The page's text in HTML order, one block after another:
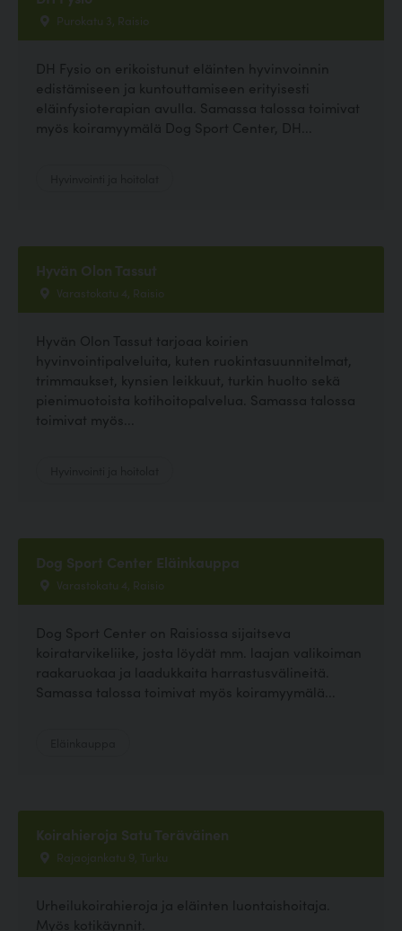
Purokatu 3, Raisio
DH Fysio on erikoistunut eläinten hyvinvoinnin
edistämiseen ja kuntouttamiseen erityisesti
eläinfysioterapian avulla. Samassa talossa toimivat
myös koiramyymälä Dog Sport Center, DH...
Hyvän Olon Tassut
Varastokatu 4, Raisio
Hyvän Olon Tassut tarjoaa koirien
hyvinvointipalveluita, kuten ruokintasuunnitelmat,
trimmaukset, kynsien leikkuut, turkin huolto sekä
pienimuotoista kotihoitopalvelua. Samassa talossa
toimivat myös...
Dog Sport Center Eläinkauppa
Varastokatu 4, Raisio
Dog Sport Center on Raisiossa sijaitseva
koiratarvikeliike, josta löydät mm. laajan valikoiman
raakaruokaa ja laadukkaita harrastusvälineitä.
Samassa talossa toimivat myös koiramyymälä...
Koirahieroja Satu Teräväinen
Rajaojankatu 9, Turku
Urheilukoirahieroja ja eläinten luontaishoitaja.
Myös kotikäynnit.